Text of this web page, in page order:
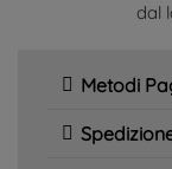
dal
Metodi